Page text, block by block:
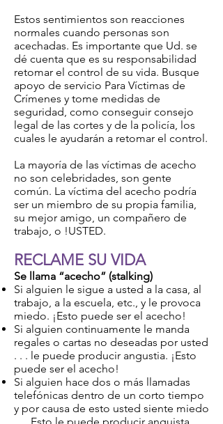
Estos sentimientos son reacciones
normales cuando personas son
acechadas. Es importante que Ud. se
dé cuenta que es su responsabilidad
retomar el control de su vida. Busque
apoyo de servicio Para Víctimas de
Crímenes y tome medidas de
seguridad, como conseguir consejo
legal de las cortes y de la policía, los
cuales le ayudarán a retomar el control.
La mayoría de las víctimas de acecho
no son celebridades, son gente
común. La víctima del acecho podría
ser un miembro de su propia familia,
su mejor amigo, un compañero de
trabajo, o !USTED.
RECLAME SU VIDA
Se llama “acecho” (stalking)
Si alguien le sigue a usted a la casa, al
trabajo, a la escuela, etc., y le provoca
miedo. ¡Esto puede ser el acecho!
Si alguien continuamente le manda
regales o cartas no deseadas por usted
. . . le puede producir angustia. ¡Esto
puede ser el acecho!
Si alguien hace dos o más llamadas
telefónicas dentro de un corto tiempo
y por causa de esto usted siente miedo